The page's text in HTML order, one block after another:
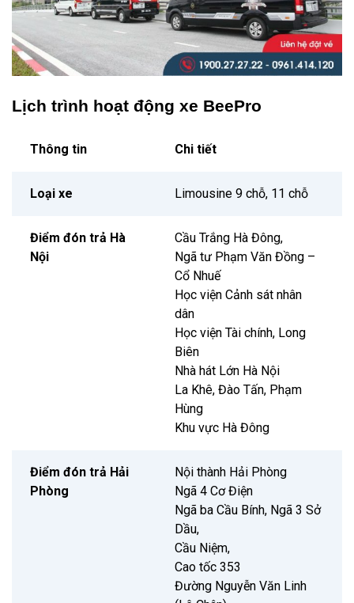
Lịch trình hoạt động xe BeePro
Thông tin Chi tiết
Loại xe Limousine 9 chỗ, 11 chỗ
Điểm đón trả Hà
Nội
Cầu Trắng Hà Đông,
Ngã tư Phạm Văn Đồng –
Cổ Nhuế
Học viện Cảnh sát nhân
dân
Học viện Tài chính, Long
Biên
Nhà hát Lớn Hà Nội
La Khê, Đào Tấn, Phạm
Hùng
Khu vực Hà Đông
Điểm đón trả Hải
Phòng
Nội thành Hải Phòng
Ngã 4 Cơ Điện
Ngã ba Cầu Bính, Ngã 3 Sở
Dầu,
Cầu Niệm,
Cao tốc 353
Đường Nguyễn Văn Linh